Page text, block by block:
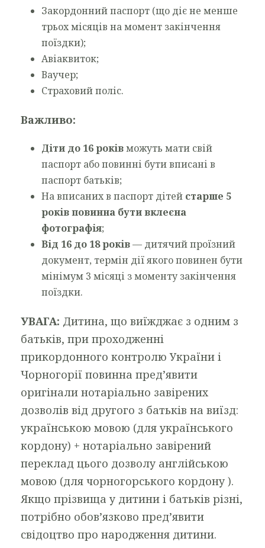
Закордонний паспорт (що діє не менше
трьох місяців на момент закінчення
поїздки);
Авіаквиток;
Ваучер;
Страховий поліс.
Важливо:
Діти до 16 роківможуть мати свій
паспорт або повинні бути вписані в
паспорт батьків;
На вписаних в паспорт дітей старше 5
років повинна бути вклеєна
фотографія;
Від 16 до 18 років— дитячий проїзний
документ, термін дії якого повинен бути
мінімум 3 місяці з моменту закінчення
поїздки.
УВАГА: Дитина, що виїжджає з одним з
батьків, при проходженні
прикордонного контролю України і
Чорногорії повинна пред’явити
оригінали нотаріально завірених
дозволів від другого з батьків на виїзд:
українською мовою (для українського
кордону) + нотаріально завірений
переклад цього дозволу англійською
мовою (для чорногорського кордону ).
Якщо прізвища у дитини і батьків різні,
потрібно обов’язково пред’явити
свідоцтво про народження дитини.